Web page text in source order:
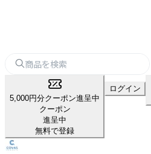
5,000円分クーポン進呈中
クーポン
進呈中
無料で登録
ログイン